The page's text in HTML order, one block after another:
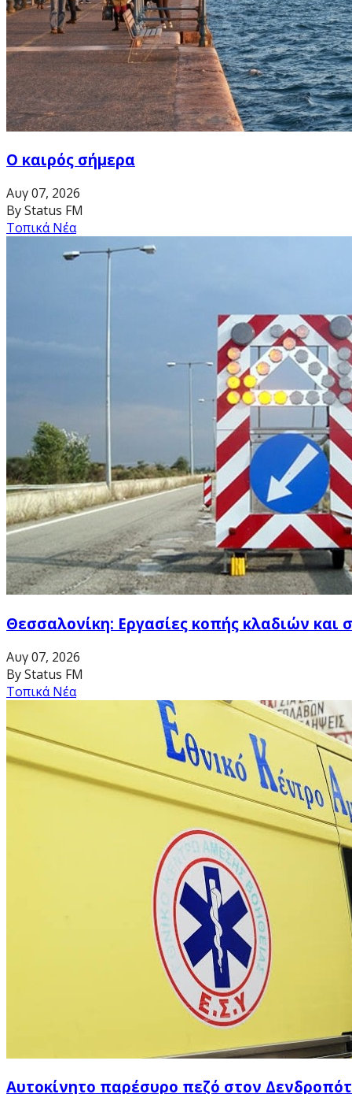
Ο καιρός σήμερα
Αυγ 07, 2026
By Status FM
Τοπικά Νέα
Θεσσαλονίκη: Εργασίες κοπής κλαδιών και
Αυγ 07, 2026
By Status FM
Τοπικά Νέα
Αυτοκίνητο παρέσυρο πεζό στον